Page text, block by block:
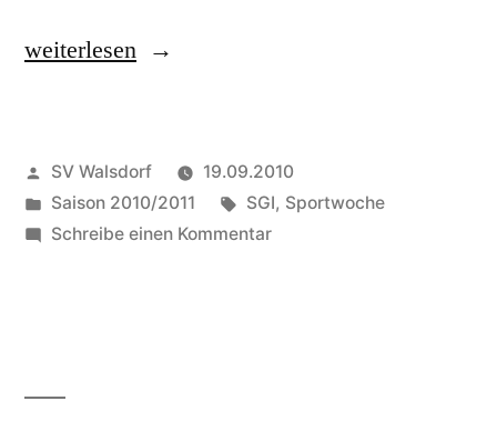
„Spieltag
weiterlesen
Veröffentlicht
von
SV Walsdorf
19.09.2010
Veröffentlicht
in
Saison 2010/2011 Schlagwörter:
SGI, Sportwoche
Schreibe einen Kommentarzu